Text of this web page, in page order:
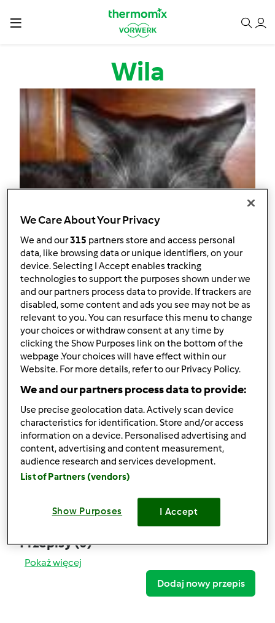
Wila
Obserwuj Block
Wila
Który model Thermomix ® posiadasz?
Thermomix ® TM 5
Komentarze
Przepisy(0)
Pokaż więcej
Dodaj nowy przepis
We Care About Your Privacy
We and our315 partners store and access personal
data, like browsing data or unique identifiers, on your
device. Selecting I Accept enables tracking
technologies to support the purposes shown under we
and our partners process data to provide. If trackers are
disabled, some content and ads you see may not be as
relevant to you. You can resurface this menu to change
your choices or withdraw consent at any time by
clicking the Show Purposes link on the bottom of the
webpage .Your choices will have effect within our
Website. For more details, refer to our Privacy Policy.
We and our partners process data to provide:
Use precise geolocation data. Actively scan device
characteristics for identification. Store and/or access
information on a device. Personalised advertising and
content, advertising and content measurement,
audience research and services development.
List of Partners (vendors)
Show Purposes I Accept